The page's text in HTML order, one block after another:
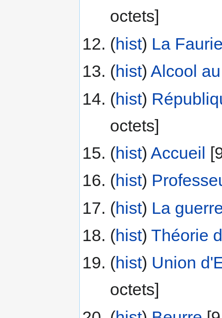
octets]
(hist) ‎ La
(hist) ‎ Alcool
(hist) ‎
octets]
(hist) ‎ Accueil
(hist) ‎
(hist) ‎ La
(hist) ‎ Théorie
(hist) ‎ Union
octets]